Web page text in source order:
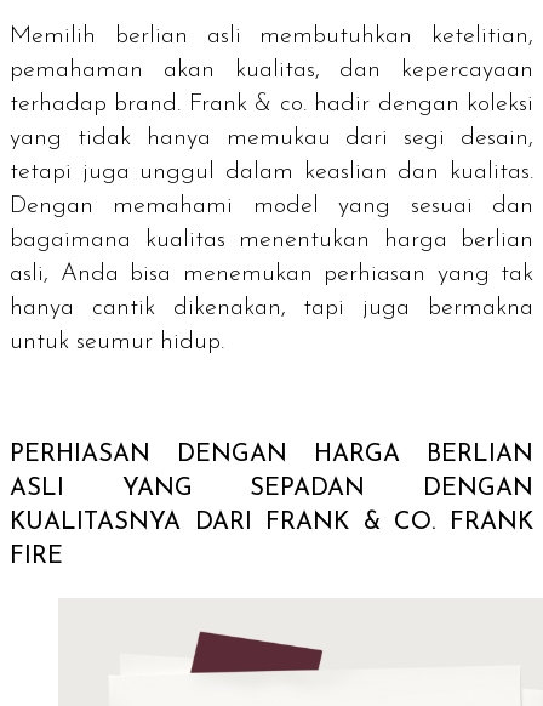
Memilih berlian asli membutuhkan ketelitian,
pemahaman akan kualitas, dan kepercayaan
terhadap brand. Frank & co. hadir dengan koleksi
yang tidak hanya memukau dari segi desain,
tetapi juga unggul dalam keaslian dan kualitas.
Dengan memahami model yang sesuai dan
bagaimana kualitas menentukan harga berlian
asli, Anda bisa menemukan perhiasan yang tak
hanya cantik dikenakan, tapi juga bermakna
untuk seumur hidup.
PERHIASAN DENGAN HARGA BERLIAN
ASLI YANG SEPADAN DENGAN
KUALITASNYA DARI FRANK & CO. FRANK
FIRE